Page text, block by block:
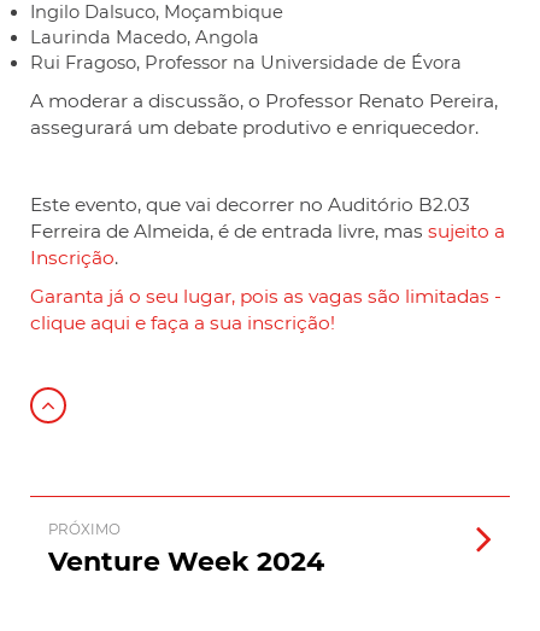
Ingilo Dalsuco, Moçambique
Laurinda Macedo, Angola
Rui Fragoso, Professor na Universidade de Évora
A moderar a discussão, o Professor Renato Pereira,
assegurará um debate produtivo e enriquecedor.
Este evento, que vai decorrer no Auditório B2.03
Ferreira de Almeida, é de entrada livre, mas sujeito a
Inscrição.
Garanta já o seu lugar, pois as vagas são limitadas -
clique aqui e faça a sua inscrição!
PRÓXIMO
Venture Week 2024